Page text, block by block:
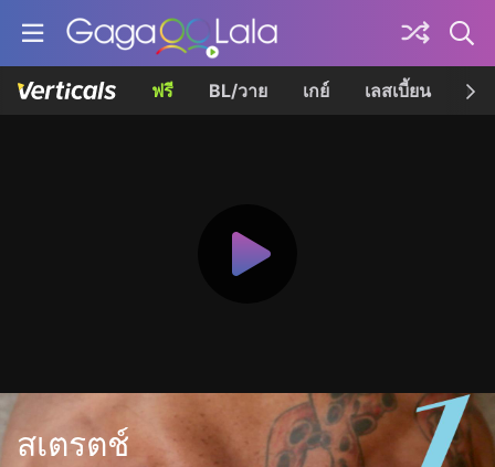
ฟรี BL/วาย เกย์ เลสเบี้ยน เค
สเตรตช์